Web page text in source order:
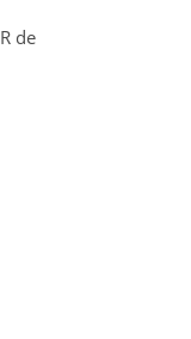
de